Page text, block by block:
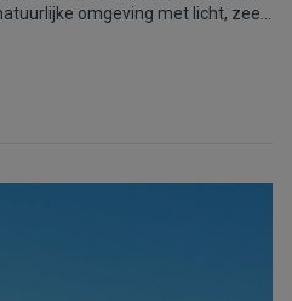
omgeving met licht, zee
wat resulteert in meer
verbindingen, evenals woningen